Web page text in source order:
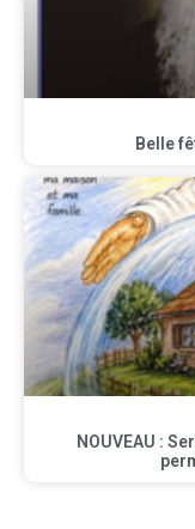
Belle
NOUVEAU :